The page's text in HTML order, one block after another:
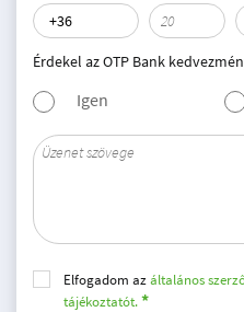
Érdekel az OTP Bank
Igen
Elfogadom azáltalános
tájékoztatót.